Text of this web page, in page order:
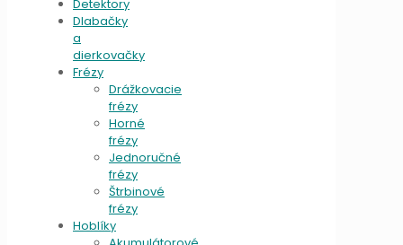
Detektory
Dlabačky
a
dierkovačky
Frézy
Drážkovacie
frézy
Horné
frézy
Jednoručné
frézy
Štrbinové
frézy
Hoblíky